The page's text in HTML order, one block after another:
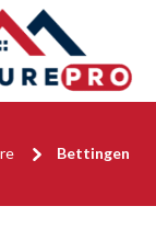
Bettingen